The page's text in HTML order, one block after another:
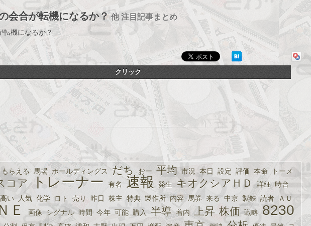
合が転機になるか？ 他 注目記事まとめ
機になるか？
クリック
もらえる 馬場 ホールディングス だち おー 平均 市況 本日 設定 評価 本命
トーメ
コア トレーナー 有名 速報 発生 キオクシアＨＤ 詳細 時台
高い 人気 化学 ロト 売り 昨日 株主 特典 製作所 内容 馬券 来る 中京 製鉄 読者
ＡＵ
Ｅ 画像 シグナル 時間 今年 可能 購入 半導 着内 上昇 株価 戦略 8230